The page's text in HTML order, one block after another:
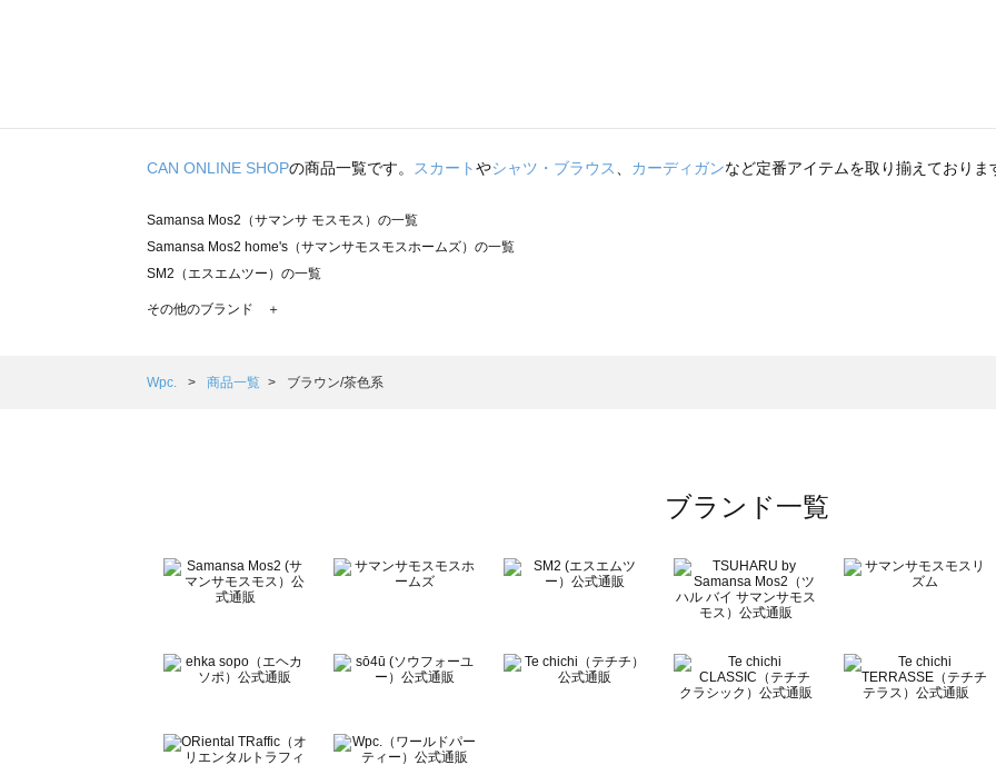
CAN ONLINE SHOPの商品一覧です。 スカートやシャツ・ブラウス、 カーディガンなど定番アイテムを取り揃えておりま
Samansa Mos2（サマンサ モスモス）の一覧
Samansa Mos2 home's（サマンサモスモスホームズ）の一覧
SM2（エスエムツー）の一覧
TSUHARU by Samansa Mos2（ツハルバイサマンサモスモス）の一覧
Samansa Mos2 Lagom（サマンサモスモス ラーゴム）の一覧
BETTY'S BLUE（べティーズブルー）の一覧
Wpc.（ワールドパーティー）の一覧
その他のブランド ＋
Wpc. 商品一覧 ブラウン/茶色系
ブランド一覧